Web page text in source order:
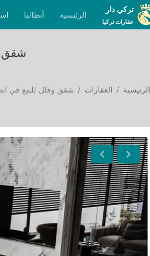
تركي دار
عقارات تركيا
الرئيسية أنطاليا
شقق
الرئيسية العقارات شقق وفلل للبيع في
Previous
Next